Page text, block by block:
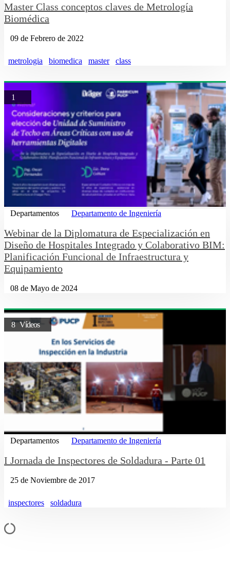
Master Class conceptos claves de Metrología
Biomédica
09 de Febrero de 2022
metrologia biomedica master class
1
Departamentos Departamento de Ingeniería
Webinar de la Diplomatura de Especialización en
Diseño de Hospitales Integrado y Colaborativo BIM:
Planificación Funcional de Infraestructura y
Equipamiento
08 de Mayo de 2024
8 Vídeos
Departamentos Departamento de Ingeniería
I Jornada de Inspectores de Soldadura - Parte 01
25 de Noviembre de 2017
inspectores soldadura